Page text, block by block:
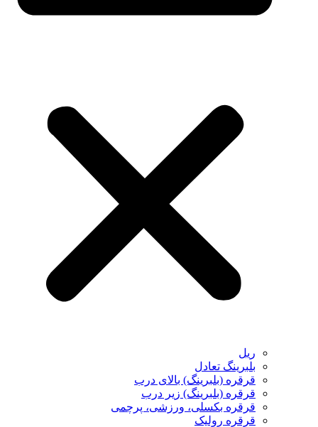
ریل
بلبرینگ تعادل
قرقره (بلبرینگ) بالای درب
قرقره (بلبرینگ) زیر درب
قرقره بکسلی، ورزشی، پرچمی
قرقره رولیک